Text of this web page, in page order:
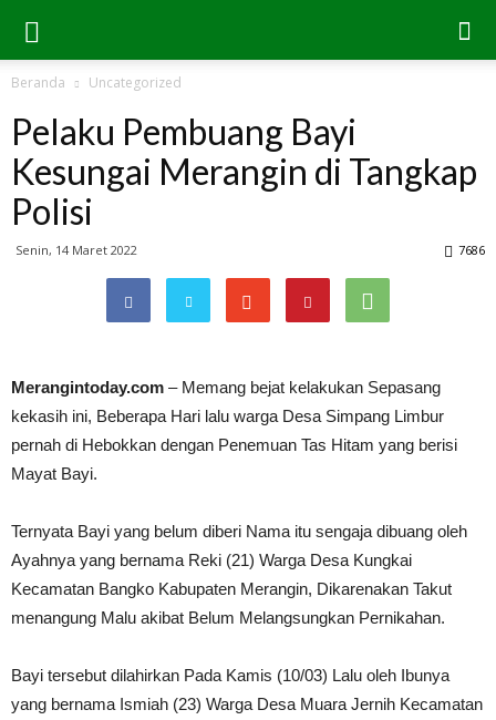
Beranda Uncategorized
Pelaku Pembuang Bayi
Kesungai Merangin di Tangkap
Polisi
Senin, 14 Maret 2022 7686
Merangintoday.com – Memang bejat kelakukan Sepasang
kekasih ini, Beberapa Hari lalu warga Desa Simpang Limbur
pernah di Hebokkan dengan Penemuan Tas Hitam yang berisi
Mayat Bayi.
Ternyata Bayi yang belum diberi Nama itu sengaja dibuang oleh
Ayahnya yang bernama Reki (21) Warga Desa Kungkai
Kecamatan Bangko Kabupaten Merangin, Dikarenakan Takut
menangung Malu akibat Belum Melangsungkan Pernikahan.
Bayi tersebut dilahirkan Pada Kamis (10/03) Lalu oleh Ibunya
yang bernama Ismiah (23) Warga Desa Muara Jernih Kecamatan